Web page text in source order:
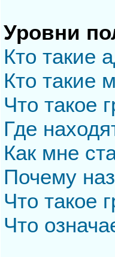
Уровни
Кто такие
Кто такие
Что такое
Где
Как мне
Почему
Что такое
Что